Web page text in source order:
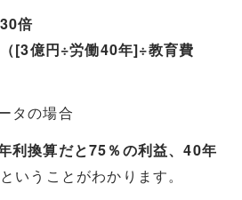
倍
[3億円÷労働40年]÷教育費
タの場合
利換算だと75％の利益、40年
ということがわかります。